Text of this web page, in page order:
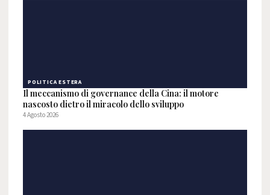
POLITICA ESTERA
Il meccanismo di governance della Cina: il motore
nascosto dietro il miracolo dello sviluppo
4 Agosto 2026